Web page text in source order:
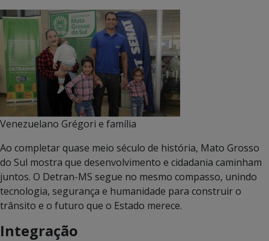
Venezuelano Grégori e família
Ao completar quase meio século de história, Mato Grosso
do Sul mostra que desenvolvimento e cidadania caminham
juntos. O Detran-MS segue no mesmo compasso, unindo
tecnologia, segurança e humanidade para construir o
trânsito e o futuro que o Estado merece.
Integração